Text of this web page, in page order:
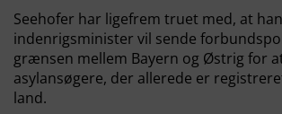
Seehofer har ligefrem truet med, at
indenrigsminister vil sende
grænsen mellem Bayern og Østrig for
asylansøgere, der allerede er
land.